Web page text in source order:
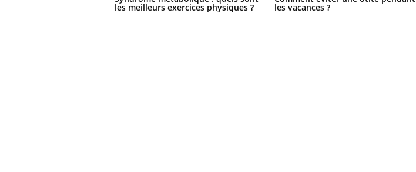
les meilleurs exercices physiques ? les vacances ?